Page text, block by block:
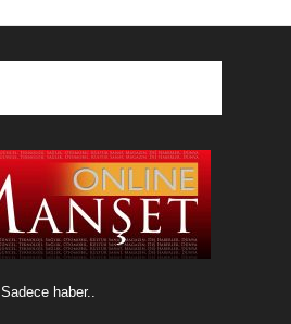
Sadece haber..